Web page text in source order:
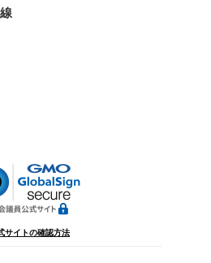
サイトの確認方法